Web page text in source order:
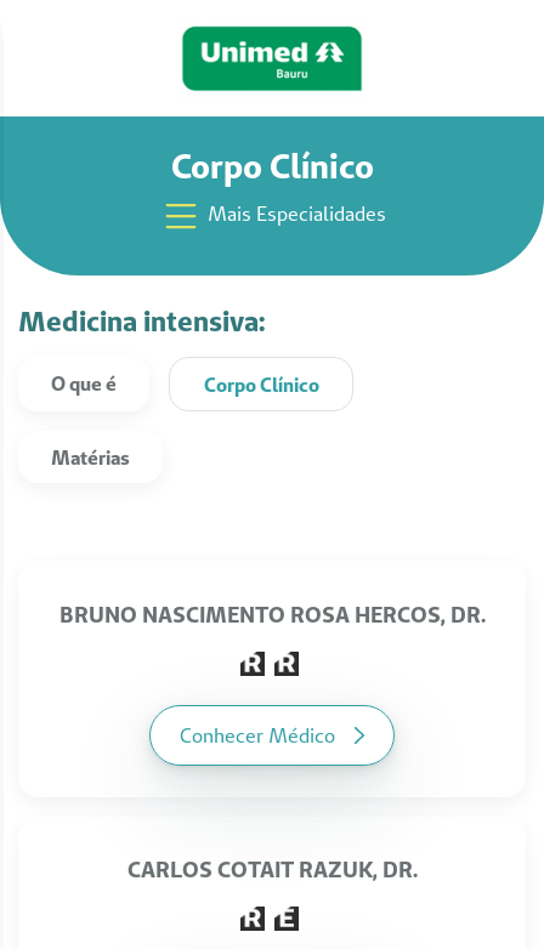
Corpo Clínico
Mais Especialidades
Medicina intensiva:
O que é Corpo Clínico
Matérias
BRUNO NASCIMENTO ROSA HERCOS, DR.
Conhecer Médico
CARLOS COTAIT RAZUK, DR.